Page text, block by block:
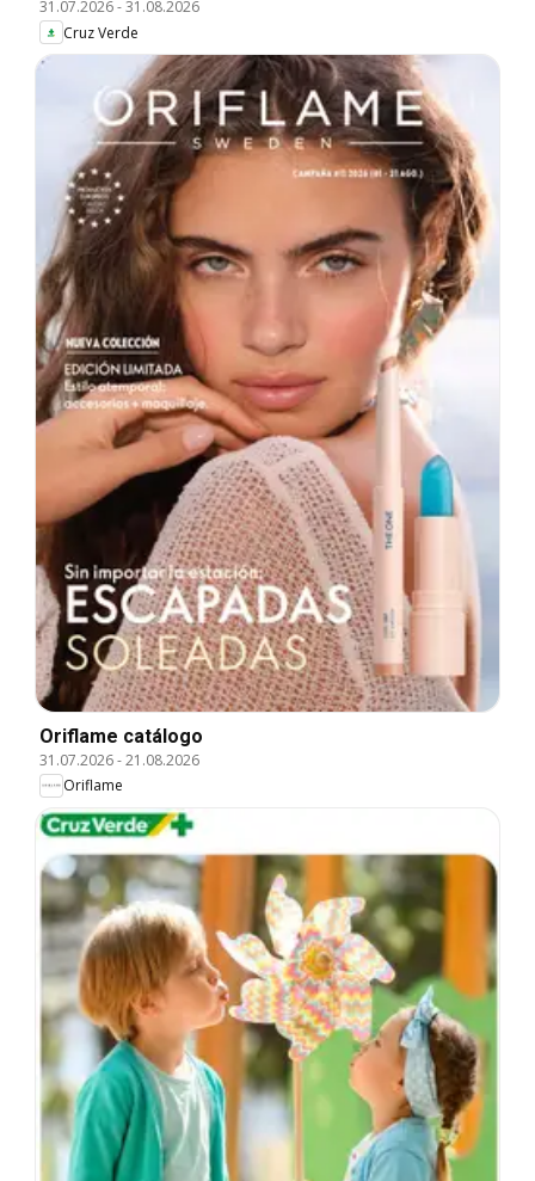
31.07.2026-31.08.2026
Cruz Verde
Oriflame catálogo
31.07.2026-21.08.2026
Oriflame